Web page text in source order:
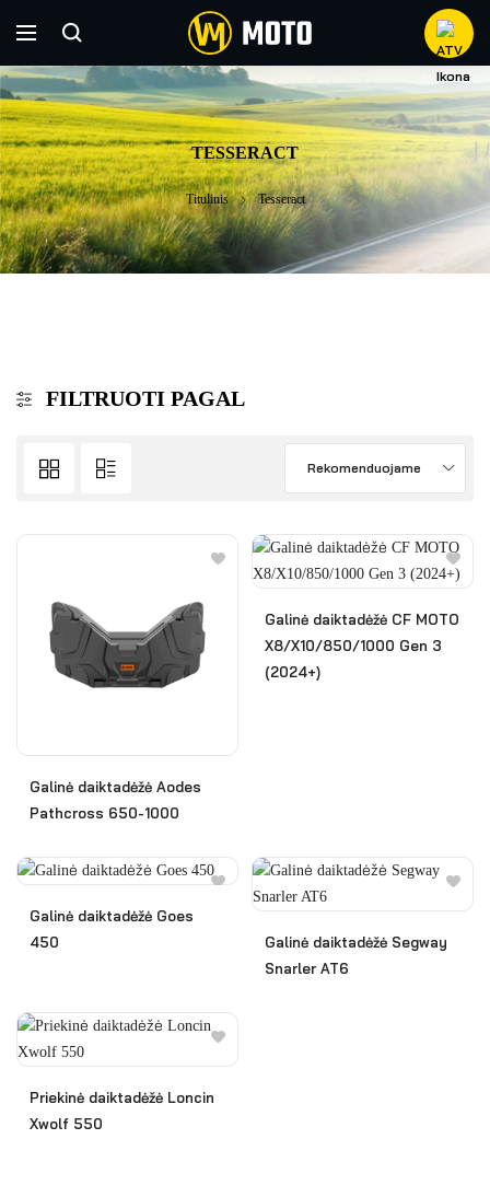
TESSERACT
Titulinis Tesseract
FILTRUOTI PAGAL
Rekomenduojame
Galinė daiktadėžė Aodes
Pathcross 650-1000
Galinė daiktadėžė CF MOTO
X8/X10/850/1000 Gen 3
(2024+)
Galinė daiktadėžė Goes
450
Galinė daiktadėžė Segway
Snarler AT6
Priekinė daiktadėžė Loncin
Xwolf 550